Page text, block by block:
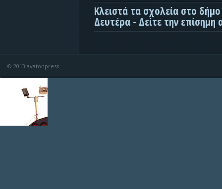
Κλειστά τα σχολεία στο
Δευτέρα - Δείτε την επίσημη
© 2013 avatonpress.